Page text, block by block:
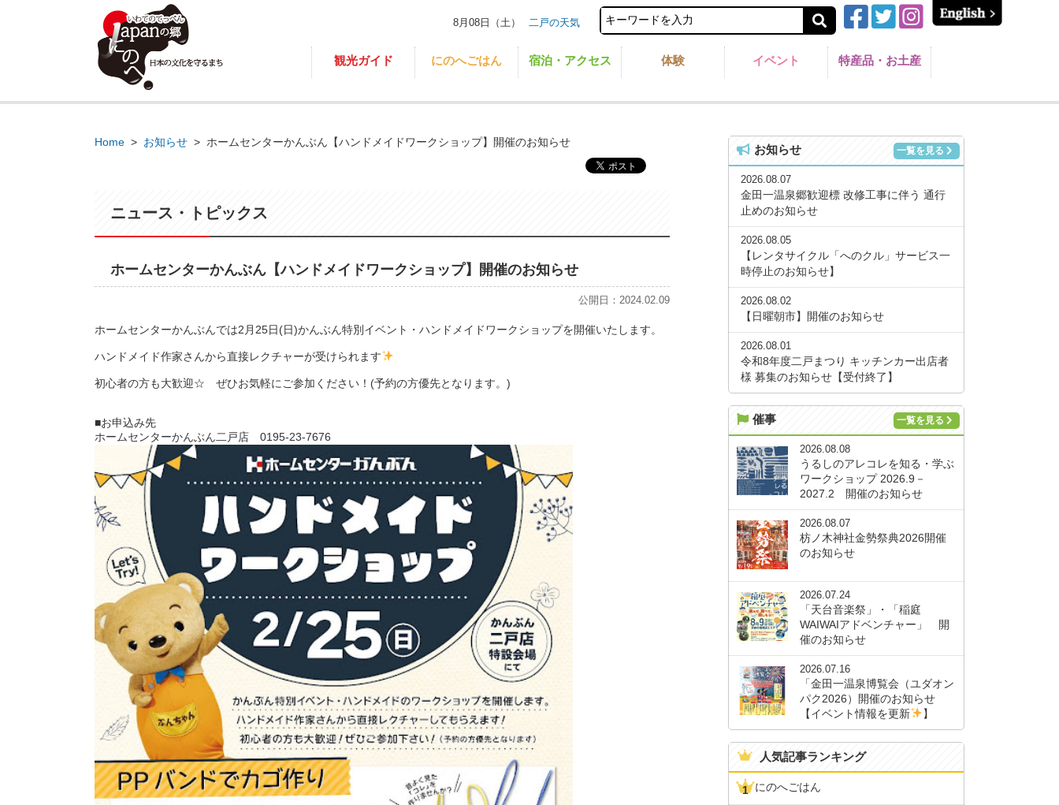
8月08日（土） 二戸の天気
観光ガイド にのへごはん 宿泊・アクセス 体験 イベント 特産品・お土産
Home > お知らせ > ホームセンターかんぶん【ハンドメイドワークショップ】開催のお知らせ
ニュース・トピックス
ホームセンターかんぶん【ハンドメイドワークショップ】開催のお知らせ
公開日：2024.02.09
ホームセンターかんぶんでは2月25日(日)かんぶん特別イベント・ハンドメイドワークショップを開催いたします。
ハンドメイド作家さんから直接レクチャーが受けられます
初心者の方も大歓迎☆ ぜひお気軽にご参加ください！(予約の方優先となります。)
■お申込み先
ホームセンターかんぶん二戸店 0195-23-7676
お知らせ 一覧を見る
2026.08.07
金田一温泉郷歓迎標 改修工事に伴う 通行
止めのお知らせ
2026.08.05
【レンタサイクル「へのクル」サービス一
時停止のお知らせ】
2026.08.02
【日曜朝市】開催のお知らせ
2026.08.01
令和8年度二戸まつり キッチンカー出店者
様 募集のお知らせ【受付終了】
催事 一覧を見る
2026.08.08
うるしのアレコレを知る・学ぶ
ワークショップ 2026.9－
2027.2 開催のお知らせ
2026.08.07
枋ノ木神社金勢祭典2026開催
のお知らせ
2026.07.24
「天台音楽祭」・「稲庭
WAIWAIアドベンチャー」 開
催のお知らせ
2026.07.16
「金田一温泉博覧会（ユダオン
パク2026）開催のお知らせ
【イベント情報を更新
】
人気記事ランキング
にのへごはん